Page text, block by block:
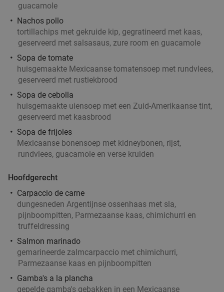
guacamole
Nachos pollo
tortillachips met gekruide kip, gegratineerd met kaas,
geserveerd met salsasaus, zure room en guacamole
Sopa de tomate
huisgemaakte Mexicaanse tomatensoep met rundvlees,
geserveerd met rustiekbrood
Sopa de cebolla
huisgemaakte uiensoep met een Zuid-Amerikaanse tint,
geserveerd met kaasbrood
Sopa de frijoles
Mexicaanse bonensoep met kidneybonen, rijst,
rundvlees, guacamole en verse kruiden
Hoofdgerecht
Carpaccio de carne
dungesneden Argentijnse ossenhaas met sla,
pijnboompitten, Parmezaanse kaas, chimichurri en
truffeldressing
Salmon marinado
gemarineerde zalmcarpaccio met chimichurri,
Parmezaanse kaas en pijnboompitten
Gamba's a la plancha
gepelde gamba's gebakken in een Mexicaanse